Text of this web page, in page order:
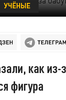
УЧЁНЫЕ
как из-
фигура